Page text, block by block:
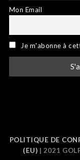
Mon Email
Je m'abonne à
POLITIQUE DE
(EU) | 2021